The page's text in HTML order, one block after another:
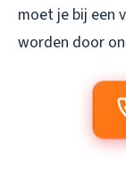
moet je bij een
worden door